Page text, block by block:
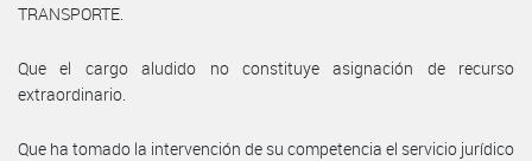
TRANSPORTE.
Que el cargo aludido no constituye asignación de recurso
extraordinario.
Que ha tomado la intervención de su competencia el servicio jurídico